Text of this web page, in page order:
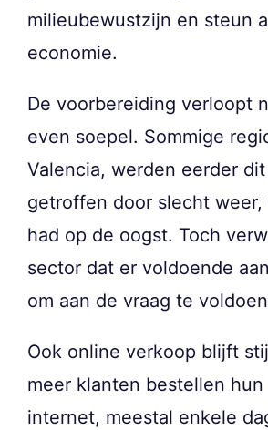
milieubewustzijn en steun
economie.
De voorbereiding verloopt
even soepel. Sommige
Valencia, werden eerder
getroffen door slecht
had op de oogst. Toch
sector dat er voldoende
om aan de vraag te
Ook online verkoop blijft
meer klanten bestellen
internet, meestal enkele